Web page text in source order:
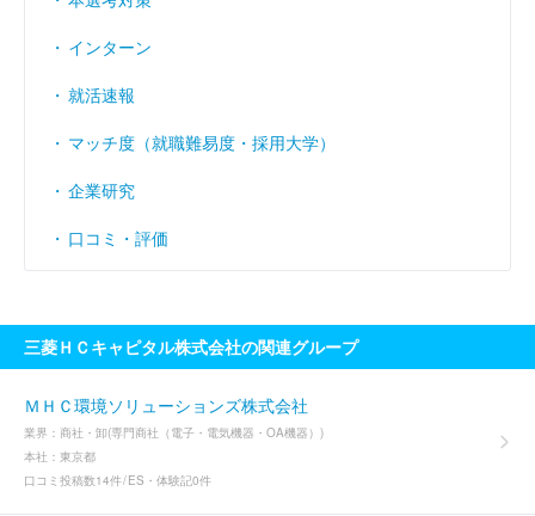
インターン
就活速報
マッチ度（就職難易度・採用大学）
企業研究
口コミ・評価
三菱ＨＣキャピタル株式会社の関連グループ
ＭＨＣ環境ソリューションズ株式会社
業界： 商社・卸(専門商社（電子・電気機器・OA機器）)
本社： 東京都
口コミ投稿数14件 ES・体験記0件